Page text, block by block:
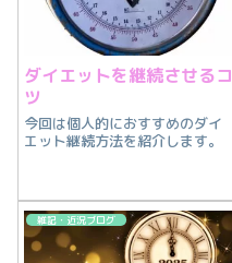
ダイエットを継続させるコ
ツ
今回は個人的におすすめのダイ
エット継続方法を紹介します。
雑記・近況ブログ